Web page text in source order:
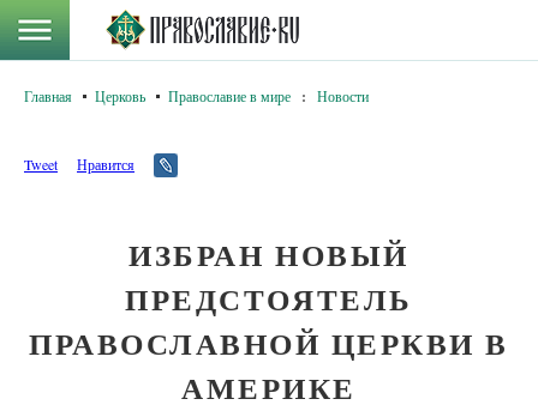
Главная Церковь Православие в мире : Новости
Tweet Нравится
ИЗБРАН НОВЫЙ
ПРЕДСТОЯТЕЛЬ
ПРАВОСЛАВНОЙ ЦЕРКВИ В
АМЕРИКЕ